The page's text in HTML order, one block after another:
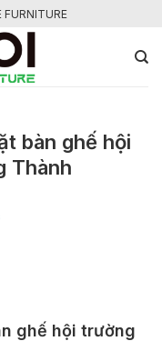
FURNITURE
bàn ghế hội
Thành
ghế hội trường